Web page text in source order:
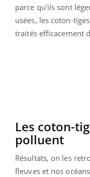
parce qu’ils sont
usées, les coton-
traités efficacement
Les coton-
polluent
Résultats, on les
fleuves et nos